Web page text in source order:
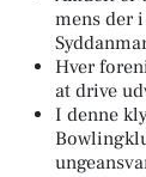
mens der
Hver
at drive
I denne